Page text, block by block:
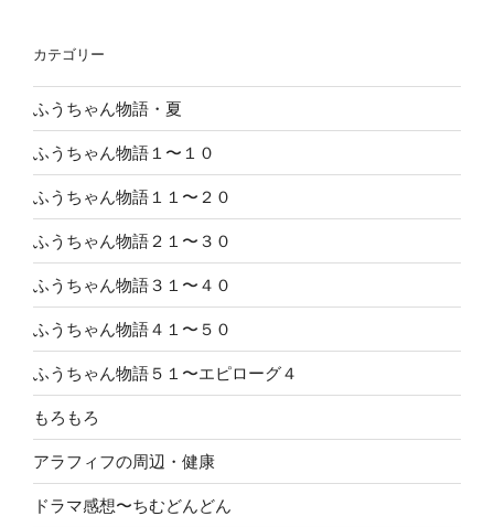
カテゴリー
ふうちゃん物語・夏
ふうちゃん物語１〜１０
ふうちゃん物語１１〜２０
ふうちゃん物語２１〜３０
ふうちゃん物語３１〜４０
ふうちゃん物語４１〜５０
ふうちゃん物語５１〜エピローグ４
もろもろ
アラフィフの周辺・健康
ドラマ感想〜ちむどんどん